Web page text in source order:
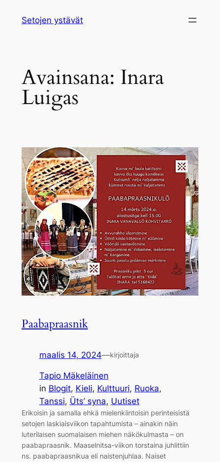
sisältöön
Setojen ystävät
Avainsana: Inara
Luigas
Paabapraasnik
maalis 14, 2024—kirjoittaja
Tapio Mäkeläinen
in Blogit, Kieli, Kulttuuri, Ruoka
Tanssi, Üts’ syna, Uutiset
Erikoisin ja samalla ehkä mielenkiintoisin perinteisistä
setojen laskiaisviikon tapahtumista – ainakin näin
luterilaisen suomalaisen miehen näkökulmasta – on
paabapraasnik. Maaselnitsa-viikon torstaina juhlittiin
ns. paabapraasnikua eli naistenjuhlaa. Naiset